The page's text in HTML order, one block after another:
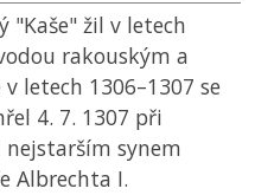
"Kaše" žil v letech
rakouským a
letech 1306–1307 se
4. 7. 1307 při
nejstarším synem
Albrechta I.